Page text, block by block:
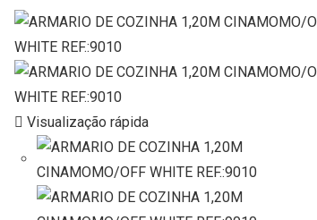
Visualização rápida